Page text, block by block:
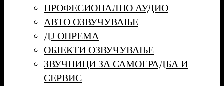
ПРОФЕСИОНАЛНО АУДИО
АВТО ОЗВУЧУВАЊЕ
ДЈ ОПРЕМА
ОБЈЕКТИ ОЗВУЧУВАЊЕ
ЗВУЧНИЦИ ЗА САМОГРАДБА И
СЕРВИС